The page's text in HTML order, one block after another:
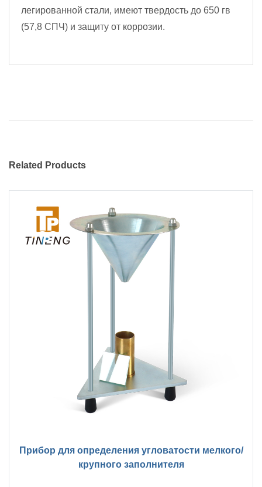
легированной стали, имеют твердость до 650 гв
(57,8 СПЧ) и защиту от коррозии.
Related Products
Прибор для определения угловатости мелкого/
крупного заполнителя